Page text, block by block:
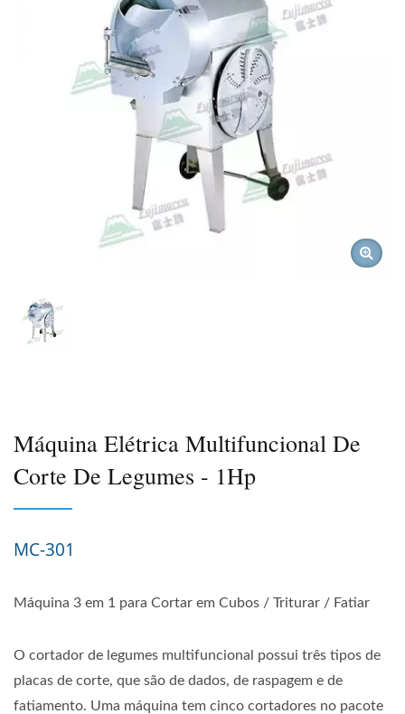
Máquina Elétrica Multifuncional De
Corte De Legumes - 1Hp
MC-301
Máquina 3 em 1 para Cortar em Cubos / Triturar / Fatiar
O cortador de legumes multifuncional possui três tipos de
placas de corte, que são de dados, de raspagem e de
fatiamento. Uma máquina tem cinco cortadores no pacote